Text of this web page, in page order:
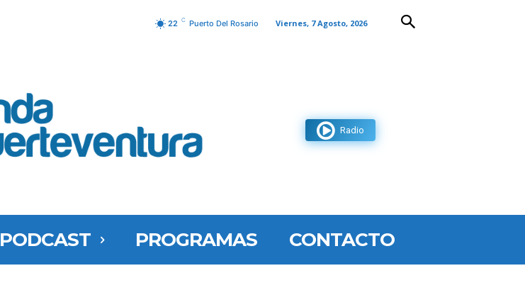
22 C Puerto Del Rosario Viernes, 7 Agosto, 2026
Radio
PODCAST PROGRAMAS CONTACTO